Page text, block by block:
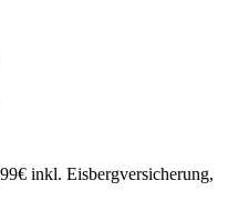
inkl. Eisbergversicherung,